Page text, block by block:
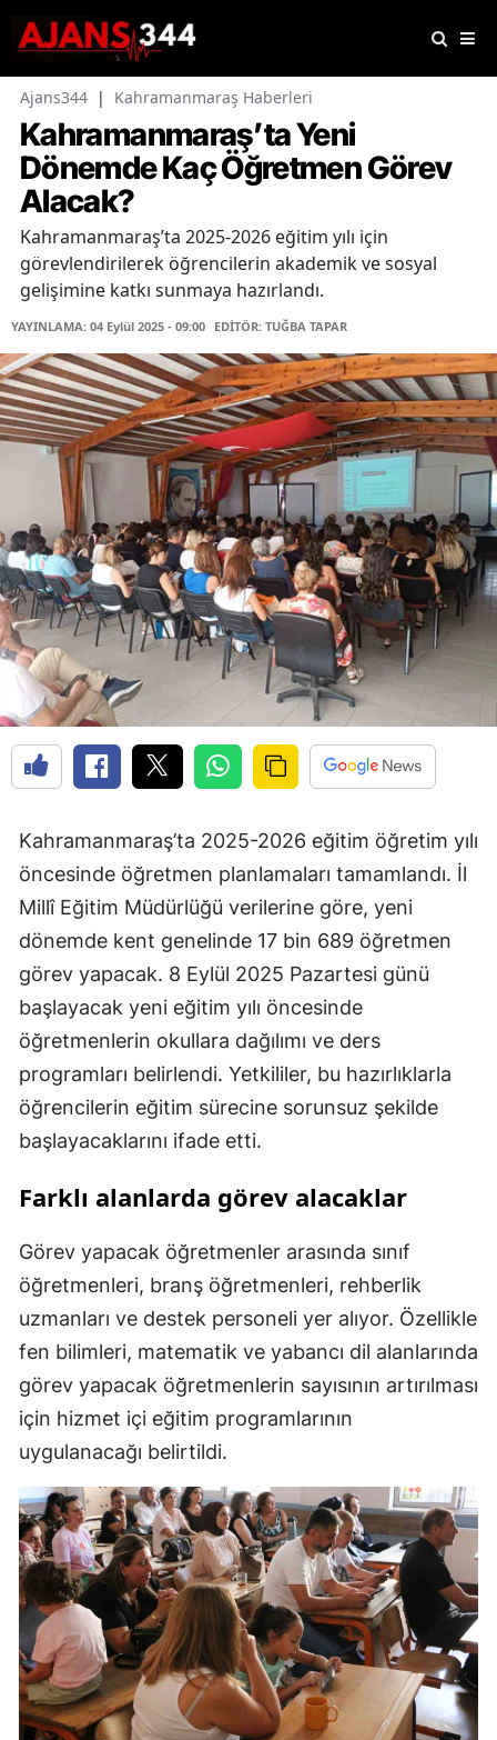
Ajans344 | Kahramanmaraş Haberleri
Kahramanmaraş’ta Yeni
Dönemde Kaç Öğretmen Görev
Alacak?
Kahramanmaraş’ta 2025-2026 eğitim yılı için
görevlendirilerek öğrencilerin akademik ve sosyal
gelişimine katkı sunmaya hazırlandı.
YAYINLAMA: 04 Eylül 2025 - 09:00 EDİTÖR: TUĞBA TAPAR
Kahramanmaraş’ta 2025-2026 eğitim öğretim yılı
öncesinde öğretmen planlamaları tamamlandı. İl
Millî Eğitim Müdürlüğü verilerine göre, yeni
dönemde kent genelinde 17 bin 689 öğretmen
görev yapacak. 8 Eylül 2025 Pazartesi günü
başlayacak yeni eğitim yılı öncesinde
öğretmenlerin okullara dağılımı ve ders
programları belirlendi. Yetkililer, bu hazırlıklarla
öğrencilerin eğitim sürecine sorunsuz şekilde
başlayacaklarını ifade etti.
Farklı alanlarda görev alacaklar
Görev yapacak öğretmenler arasında sınıf
öğretmenleri, branş öğretmenleri, rehberlik
uzmanları ve destek personeli yer alıyor. Özellikle
fen bilimleri, matematik ve yabancı dil alanlarında
görev yapacak öğretmenlerin sayısının artırılması
için hizmet içi eğitim programlarının
uygulanacağı belirtildi.